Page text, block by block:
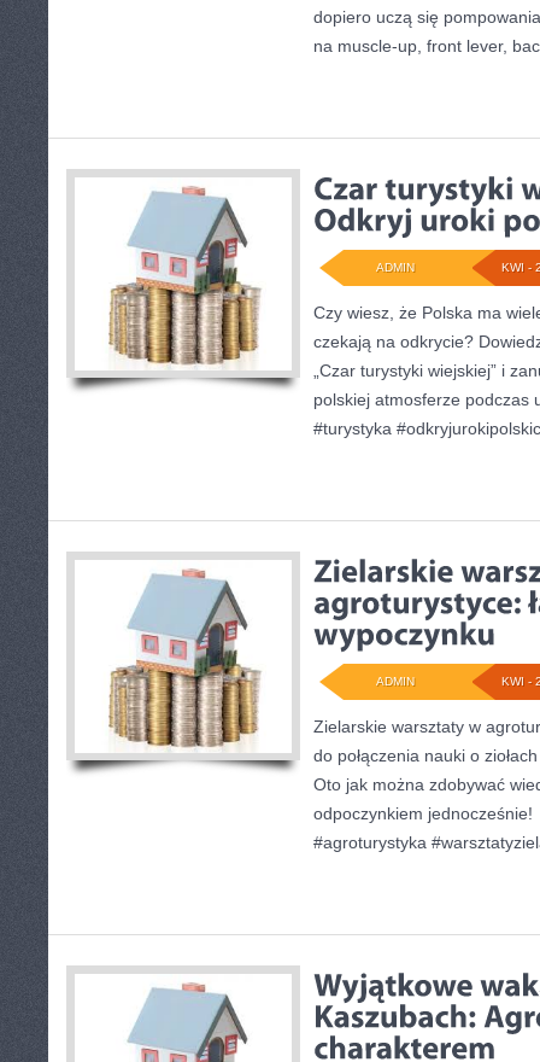
dopiero uczą się
na muscle-up, front lever,
KWI -
ADMIN
Czy wiesz, że Polska ma
czekają na odkrycie?
„Czar turystyki wiejskiej” i
polskiej atmosferze podczas
#turystyka
KWI -
ADMIN
Zielarskie warsztaty w
do połączenia nauki o
Oto jak można zdobywać
odpoczynkiem jednocześnie!
#agroturystyka